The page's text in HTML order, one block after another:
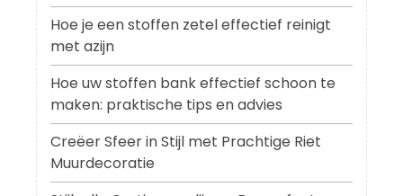
Hoe je een stoffen zetel effectief reinigt
met azijn
Hoe uw stoffen bank effectief schoon te
maken: praktische tips en advies
Creëer Sfeer in Stijl met Prachtige Riet
Muurdecoratie